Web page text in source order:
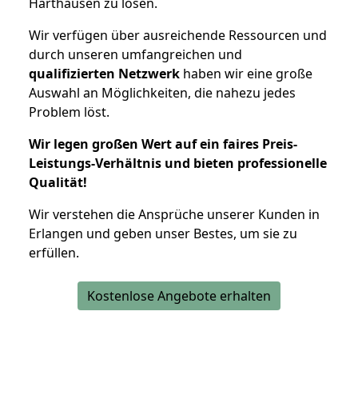
Wir verfügen über ausreichende Ressourcen und
durch unseren umfangreichen und
qualifizierten Netzwerk haben wir eine große
Auswahl an Möglichkeiten, die nahezu jedes
Problem löst.
Wir legen großen Wert auf ein faires Preis-
Leistungs-Verhältnis und bieten professionelle
Qualität!
Wir verstehen die Ansprüche unserer Kunden in
Erlangen und geben unser Bestes, um sie zu
erfüllen.
Kostenlose Angebote erhalten